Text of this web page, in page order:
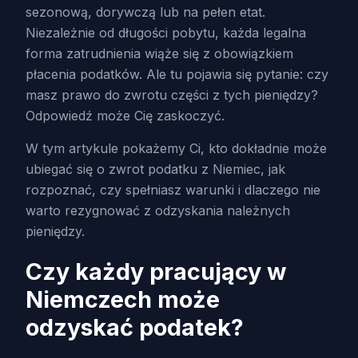
sezonową, dorywczą lub na pełen etat.
Niezależnie od długości pobytu, każda legalna
forma zatrudnienia wiąże się z obowiązkiem
płacenia podatków. Ale tu pojawia się pytanie: czy
masz prawo do zwrotu części z tych pieniędzy?
Odpowiedź może Cię zaskoczyć.
W tym artykule pokażemy Ci, kto dokładnie może
ubiegać się o zwrot podatku z Niemiec, jak
rozpoznać, czy spełniasz warunki i dlaczego nie
warto rezygnować z odzyskania należnych
pieniędzy.
Czy każdy pracujący w
Niemczech może
odzyskać podatek?